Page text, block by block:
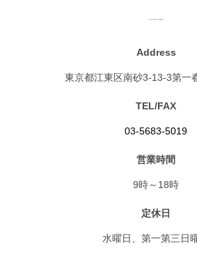
Address
東京都江東区南砂3-13-3第一
TEL/FAX
03-5683-5019
営業時間
9時～18時
定休日
水曜日、第一第三日